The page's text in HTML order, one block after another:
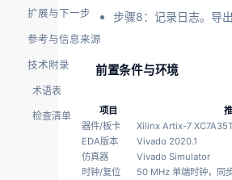
扩展与下一步
参考与信息来源
技术附录
术语表
检查清单
步骤8：记录日志。导
前置条件与环境
项目
器件/板卡
Xilinx Artix-7
EDA版本
Vivado 2020.1
仿真器
Vivado Simulator
时钟/复位
50 MHz 单端时钟，同